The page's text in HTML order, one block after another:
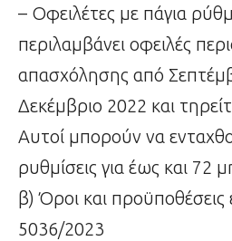
– Οφειλέτες με πάγια
περιλαμβάνει οφειλές
απασχόλησης από
Δεκέμβριο 2022 και
Αυτοί μπορούν να
ρυθμίσεις για έως και 72
β) Όροι και προϋποθέσεις
5036/2023